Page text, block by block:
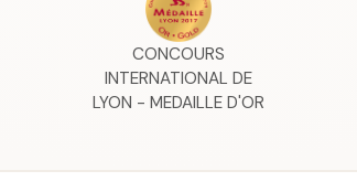
CONCOURS
INTERNATIONAL DE
LYON - MEDAILLE D'OR